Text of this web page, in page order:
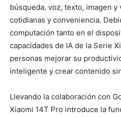
búsqueda, voz, texto, imagen
cotidianas y conveniencia.
computación tanto en el
capacidades de IA de la Serie
personas mejorar su
inteligente y crear contenido
Llevando la colaboración con
Xiaomi 14T Pro introduce la